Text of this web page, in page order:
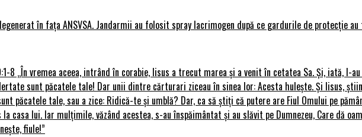
în fața ANSVSA. Jandarmii au folosit spray lacrimogen după ce gardurile de protecție
8 „În vremea aceea, intrând în corabie, Iisus a trecut marea și a venit în cetatea Sa. Și, iată, I-
sunt păcatele tale! Dar unii dintre cărturari ziceau în sinea lor: Acesta hulește. Și Iisus,
păcatele tale, sau a zice: Ridică-te și umblă? Dar, ca să știți că putere are Fiul Omului pe
casa lui. Iar mulțimile, văzând acestea, s-au înspăimântat și au slăvit pe Dumnezeu, Care dă
fiule!”